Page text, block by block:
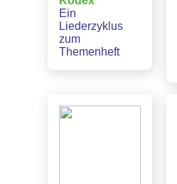
Ein
Liederzyklus
zum
Themenheft